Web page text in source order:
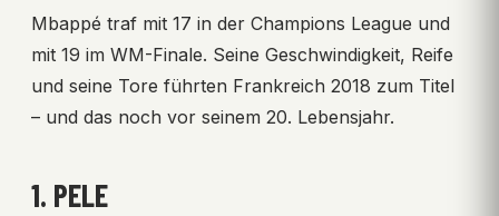
Mbappé traf mit 17 in der Champions League und
mit 19 im WM-Finale. Seine Geschwindigkeit, Reife
und seine Tore führten Frankreich 2018 zum Titel
– und das noch vor seinem 20. Lebensjahr.
1. PELE